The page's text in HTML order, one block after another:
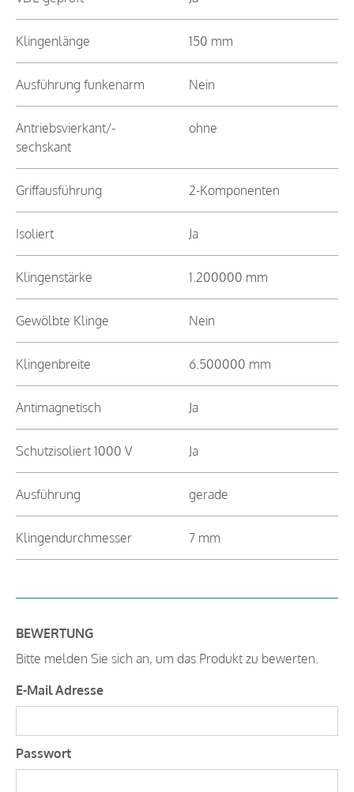
Klingenlänge 150 mm
Ausführung funkenarm Nein
Antriebsvierkant/-
sechskant
ohne
Griffausführung 2-Komponenten
Isoliert Ja
Klingenstärke 1.200000 mm
Gewölbte Klinge Nein
Klingenbreite 6.500000 mm
Antimagnetisch Ja
Schutzisoliert 1000 V Ja
Ausführung gerade
Klingendurchmesser 7 mm
BEWERTUNG
Bitte melden Sie sich an, um das Produkt zu bewerten.
E-Mail Adresse
Passwort